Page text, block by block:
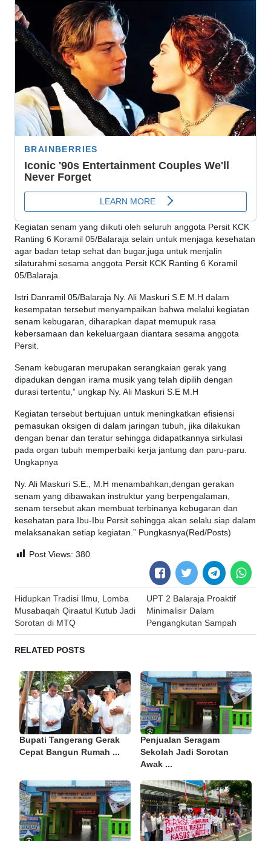
Kegiatan senam yang diikuti oleh seluruh anggota Persit KCK
Ranting 6 Koramil 05/Balaraja selain untuk menjaga kesehatan
agar badan tetap sehat dan bugar,juga untuk menjalin
silaturahmi sesama anggota Persit KCK Ranting 6 Koramil
05/Balaraja.
Istri Danramil 05/Balaraja Ny. Ali Maskuri S.E M.H dalam
kesempatan tersebut menyampaikan bahwa melalui kegiatan
senam kebugaran, diharapkan dapat memupuk rasa
kebersamaan dan kekeluargaan diantara sesama anggota
Persit.
Senam kebugaran merupakan serangkaian gerak yang
dipadukan dengan irama musik yang telah dipilih dengan
durasi tertentu,” ungkap Ny. Ali Maskuri S.E M.H
Kegiatan tersebut bertujuan untuk meningkatkan efisiensi
pemasukan oksigen di dalam jaringan tubuh, jika dilakukan
dengan benar dan teratur sehingga didapatkannya sirkulasi
pada organ tubuh memperbaiki kerja jantung dan paru-paru.
Ungkapnya
Ny. Ali Maskuri S.E., M.H menambahkan,dengan gerakan
senam yang dibawakan instruktur yang berpengalaman,
senam tersebut akan membuat terbinanya kebugaran dan
kesehatan para Ibu-Ibu Persit sehingga akan selalu siap dalam
melaksanakan setiap kegiatan.” Pungkasnya(Red/Posts)
Post Views: 380
Post
navigation
Hidupkan Tradisi Ilmu, Lomba
Musabaqah Qiraatul Kutub Jadi
Sorotan di MTQ
UPT 2 Balaraja Proaktif
Minimalisir Dalam
Pengangkutan Sampah
RELATED POSTS
Bupati Tangerang Gerak
Cepat Bangun Rumah ...
Penjualan Seragam
Sekolah Jadi Sorotan
Awak ...